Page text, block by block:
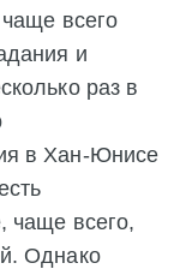
всего
и
раз в
в Хан-Юнисе
чаще всего,
Однако